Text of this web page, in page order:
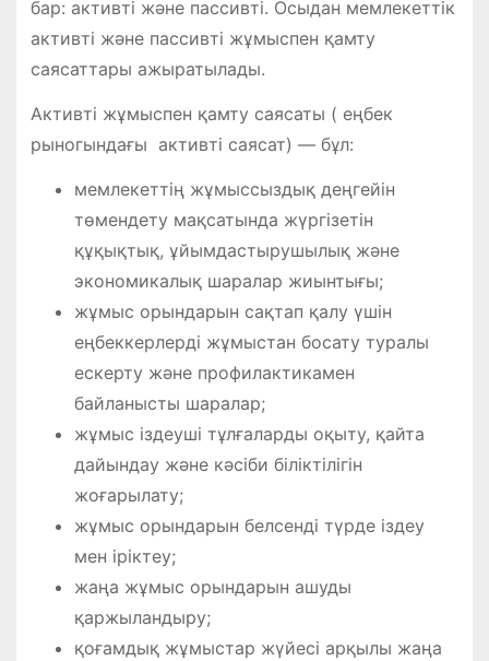
бар: активті және пассивті. Осыдан мемлекеттік
активті және пассивті жұмыспен қамту
саясаттары ажыратылады.
Активті жұмыспен қамту саясаты ( еңбек
рыногындағы активті саясат) — бұл:
мемлекеттің жұмыссыздық деңгейін
төмендету мақсатында жүргізетін
құқықтық, ұйымдастырушылық және
экономикалық шаралар жиынтығы;
жұмыс орындарын сақтап қалу үшін
еңбеккерлерді жұмыстан босату туралы
ескерту және профилактикамен
байланысты шаралар;
жұмыс іздеуші тұлғаларды оқыту, қайта
дайындау және кәсіби біліктілігін
жоғарылату;
жұмыс орындарын белсенді түрде іздеу
мен іріктеу;
жаңа жұмыс орындарын ашуды
қаржыландыру;
қоғамдық жұмыстар жүйесі арқылы жаңа